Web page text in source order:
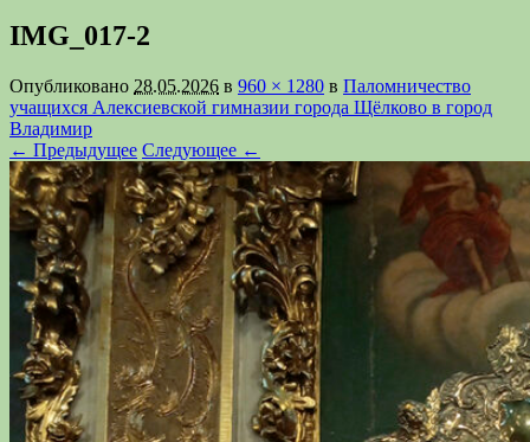
IMG_017-2
Опубликовано 28.05.2026 в 960 × 1280 в Паломничество
учащихся Алексиевской гимназии города Щёлково в город
Владимир
← Предыдущее Следующее ←